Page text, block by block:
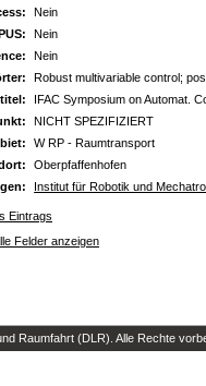
Nein
Nein
Nein
Robust multivariable control;
IFAC Symposium on Automat.
NICHT SPEZIFIZIERT
W RP - Raumtransport
Oberpfaffenhofen
Institut für Robotik und
Eintrags
Felder anzeigen
Raumfahrt (DLR). Alle Rechte